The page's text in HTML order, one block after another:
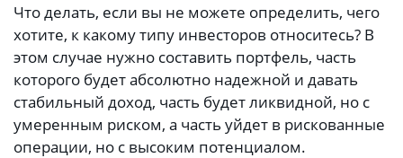
Что делать, если вы не можете определить, чего
хотите, к какому типу инвесторов относитесь? В
этом случае нужно составить портфель, часть
которого будет абсолютно надежной и давать
стабильный доход, часть будет ликвидной, но с
умеренным риском, а часть уйдет в рискованные
операции, но с высоким потенциалом.